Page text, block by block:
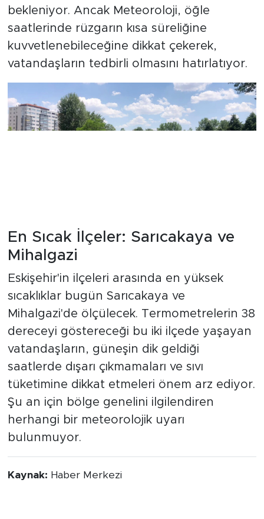
bekleniyor. Ancak Meteoroloji, öğle
saatlerinde rüzgarın kısa süreliğine
kuvvetlenebileceğine dikkat çekerek,
vatandaşların tedbirli olmasını hatırlatıyor.
En Sıcak İlçeler: Sarıcakaya ve
Mihalgazi
Eskişehir'in ilçeleri arasında en yüksek
sıcaklıklar bugün Sarıcakaya ve
Mihalgazi'de ölçülecek. Termometrelerin 38
dereceyi göstereceği bu iki ilçede yaşayan
vatandaşların, güneşin dik geldiği
saatlerde dışarı çıkmamaları ve sıvı
tüketimine dikkat etmeleri önem arz ediyor.
Şu an için bölge genelini ilgilendiren
herhangi bir meteorolojik uyarı
bulunmuyor.
Kaynak: Haber Merkezi